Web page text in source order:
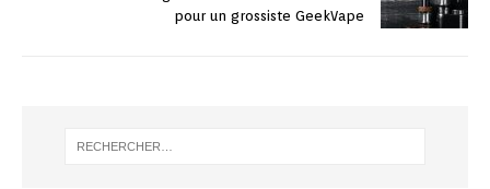
pour un grossiste GeekVape